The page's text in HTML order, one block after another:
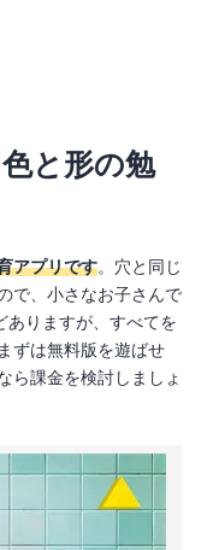
と形の勉
アプリです。穴と同じ
で、小さなお子さんで
ありますが、すべてを
ずは無料版を遊ばせ
ら課金を検討しましょ